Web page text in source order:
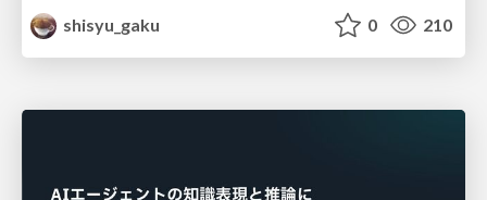
shisyu_gaku
0 210